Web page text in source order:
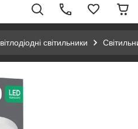
світильники